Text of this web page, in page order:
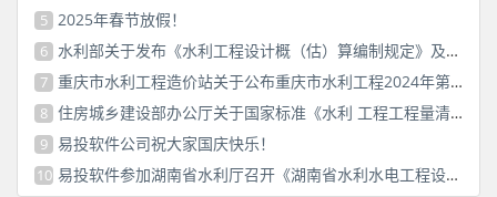
5 2025年春节放假！
6 水利部关于发布《水利工程设计概（估）算编制规定》及水利工程系列定额的通知
7 重庆市水利工程造价站关于公布重庆市水利工程2024年第二期人工费价格信息的通知
8 住房城乡建设部办公厅关于国家标准《水利 工程工程量清单计价标准（征求意见稿）》 公开征求意见的通知
9 易投软件公司祝大家国庆快乐！
10 易投软件参加湖南省水利厅召开《湖南省水利水电工程设计概（估）算编制规定》（2025版）咨询会议